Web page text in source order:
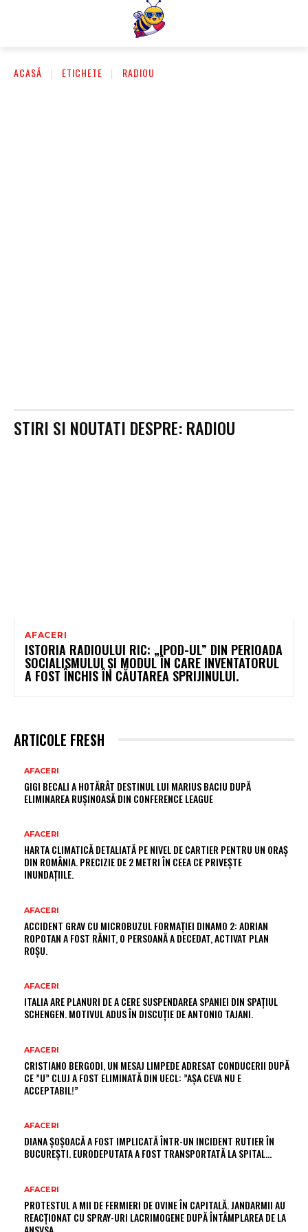
ACASĂ ETICHETE RADIOU
STIRI SI NOUTATI DESPRE:RADIOU
AFACERI
ISTORIA RADIOULUI RIC: „IPOD-UL” DIN PERIOADA
SOCIALISMULUI ȘI MODUL ÎN CARE INVENTATORUL
A FOST ÎNCHIS ÎN CĂUTAREA SPRIJINULUI.
ARTICOLE FRESH
AFACERI
GIGI BECALI A HOTĂRÂT DESTINUL LUI MARIUS BACIU DUPĂ
ELIMINAREA RUȘINOASĂ DIN CONFERENCE LEAGUE
AFACERI
HARTA CLIMATICĂ DETALIATĂ PE NIVEL DE CARTIER PENTRU UN ORAȘ
DIN ROMÂNIA. PRECIZIE DE 2 METRI ÎN CEEA CE PRIVEȘTE
INUNDAȚIILE.
AFACERI
ACCIDENT GRAV CU MICROBUZUL FORMAȚIEI DINAMO 2: ADRIAN
ROPOTAN A FOST RĂNIT, O PERSOANĂ A DECEDAT, ACTIVAT PLAN
ROȘU.
AFACERI
ITALIA ARE PLANURI DE A CERE SUSPENDAREA SPANIEI DIN SPAȚIUL
SCHENGEN. MOTIVUL ADUS ÎN DISCUȚIE DE ANTONIO TAJANI.
AFACERI
CRISTIANO BERGODI, UN MESAJ LIMPEDE ADRESAT CONDUCERII DUPĂ
CE ”U” CLUJ A FOST ELIMINATĂ DIN UECL: ”AȘA CEVA NU E
ACCEPTABIL!”
AFACERI
DIANA ȘOȘOACĂ A FOST IMPLICATĂ ÎNTR-UN INCIDENT RUTIER ÎN
BUCUREȘTI. EURODEPUTATA A FOST TRANSPORTATĂ LA SPITAL…
AFACERI
PROTESTUL A MII DE FERMIERI DE OVINE ÎN CAPITALĂ. JANDARMII AU
REACȚIONAT CU SPRAY-URI LACRIMOGENE DUPĂ ÎNTÂMPLAREA DE LA